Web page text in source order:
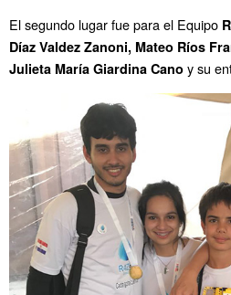
El segundo lugar fue para el Equipo
Díaz Valdez Zanoni, Mateo Ríos
Julieta María Giardina Cano y su